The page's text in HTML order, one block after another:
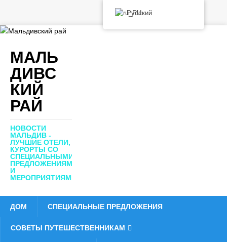
МАЛЬ
ДИВС
КИЙ
РАЙ
НОВОСТИ
МАЛЬДИВ -
ЛУЧШИЕ ОТЕЛИ,
КУРОРТЫ СО
СПЕЦИАЛЬНЫМИ
ПРЕДЛОЖЕНИЯМИ
И
МЕРОПРИЯТИЯМИ
ДОМ СПЕЦИАЛЬНЫЕ ПРЕДЛОЖЕНИЯ
СОВЕТЫ ПУТЕШЕСТВЕННИКАМ
Русский